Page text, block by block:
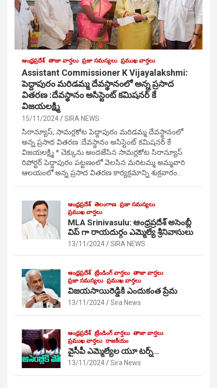
ఆంధ్రప్రదేశ్ తాజా వార్తలు ప్రజా సమస్యలు ప్రముఖ వార్తలు
Assistant Commissioner K Vijayalakshmi:
పెద్దాపురం మరిడమ్మ దేవస్థానంలో అన్న ప్రసాద
వితరణ :దేవస్థానం అసిస్టెంట్ కమిషనర్ కే
విజయలక్ష్మి
15/11/2024 SIRA NEWS
సిరాన్యూస్, సామర్లకోట పెద్దాపురం మరిడమ్మ దేవస్థానంలో
అన్న ప్రసాద వితరణ :దేవస్థానం అసిస్టెంట్ కమిషనర్ కే
విజయలక్ష్మి * చెక్కును అందజేసిన సామర్లకోట సిరాన్యూస్
రిపోర్టర్ పెద్దాపురం పట్టణంలో వెలసిన మరిటమ్మ అమ్మవారి
ఆలయంలో అన్న ప్రసాద వితరణ కార్యక్రమాన్ని శుక్రవారం…
ఆంధ్రప్రదేశ్ తెలంగాణ ప్రజా సమస్యలు
ప్రముఖ వార్తలు
MLA Srinivasulu: ఆంధ్రప్రదేశ్ అసెంబ్లీ
విప్ గా రాయదుర్గం ఎమ్మెల్యే శ్రీనివాసులు
13/11/2024 SIRA NEWS
ఆంధ్రప్రదేశ్ ట్రేండింగ్ వార్తలు తాజా వార్తలు
ప్రజా సమస్యలు ప్రముఖ వార్తలు
విజయసాయిరెడ్డికి ఎందుకంత ప్రేమ
13/11/2024 Sira News
ఆంధ్రప్రదేశ్ ట్రేండింగ్ వార్తలు తాజా వార్తలు
ప్రముఖ వార్తలు రాజకీయం
వైసీపీ ఎమ్మెల్యేల యూ టర్న్…
13/11/2024 Sira News